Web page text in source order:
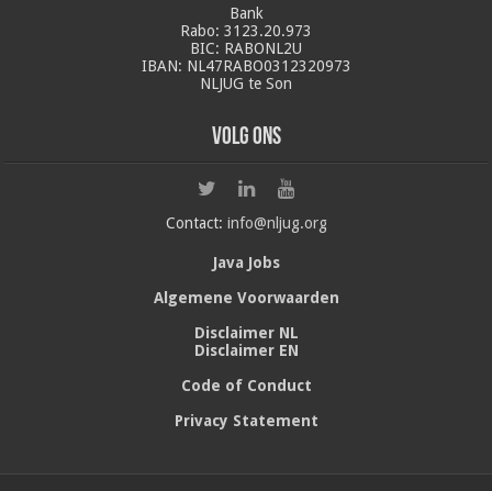
Bank
Rabo: 3123.20.973
BIC: RABONL2U
IBAN: NL47RABO0312320973
NLJUG te Son
Volg ons
Contact: info@nljug.org
Java Jobs
Algemene Voorwaarden
Disclaimer NL
Disclaimer EN
Code of Conduct
Privacy Statement